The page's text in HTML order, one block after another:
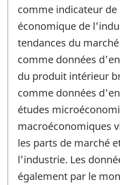
comme indicateur
économique de
tendances du
comme données
du produit intérieur
comme données
études
macroéconomiques
les parts de marché
l'industrie. Les
également par le